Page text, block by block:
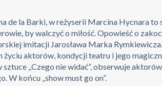
de la Barki, w reżyserii Marcina Hycnara
by walczyć o miłość. Opowieść o
imitacji Jarosława Marka
aktorów, kondycji teatru i jego
„Czego nie widać”, obserwuje
W końcu „show must go on”.